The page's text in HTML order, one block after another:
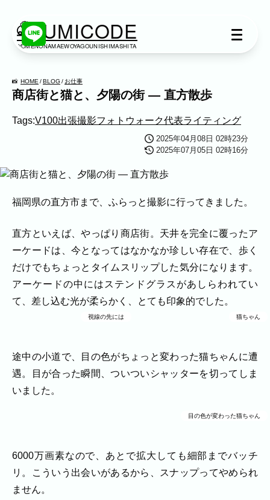
KUMICODE
YOMENONAMAEWOYAGOUNISHIMASHITA
出張撮影
ただけます。
ネット予約では予約状況の確認からご予約
まで、スムーズにご利用いただけます。
家族写真
家族
七五三 入学式・卒業式
成人式
ビジネス
建築・不動産
民泊
店舗・会社
プロフィール
料理
ECサイト商品
イベント
空き状況の確認からご予約まで、24時間いつでもご利用
撮影実績
撮影実績
ご希望の撮影カテゴリをご確認いただけま
ので、写真の雰囲気を見ながらお選びくだ
さい。
HOME BLOG お仕事
商店街と猫と、夕陽の街 ― 直方散歩
Tags:V100出張撮影フォトウォーク代表ライティング
2025年04月08日 02時23分
2025年07月05日 02時16分
福岡県の直方市まで、ふらっと撮影に行ってきました。
直方といえば、やっぱり商店街。天井を完全に覆ったア
ーケードは、今となってはなかなか珍しい存在で、歩く
だけでもちょっとタイムスリップした気分になります。
アーケードの中にはステンドグラスがあしらわれてい
て、差し込む光が柔らかく、とても印象的でした。
視線の先には 猫ちゃん
途中の小道で、目の色がちょっと変わった猫ちゃんに遭
遇。目が合った瞬間、ついついシャッターを切ってしま
いました。
目の色が変わった猫ちゃん
6000万画素なので、あとで拡大しても細部までバッチ
リ。こういう出会いがあるから、スナップってやめられ
ません。